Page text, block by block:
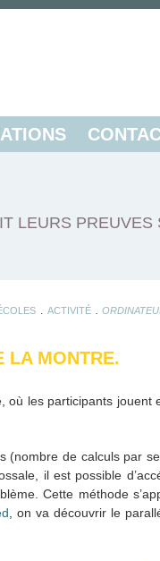
LEURS PREUVES
ACTIVITÉ.
LA MONTRE.
où les participants jouent
de calculs par
il est possible
Cette méthode
, on va découvrir le